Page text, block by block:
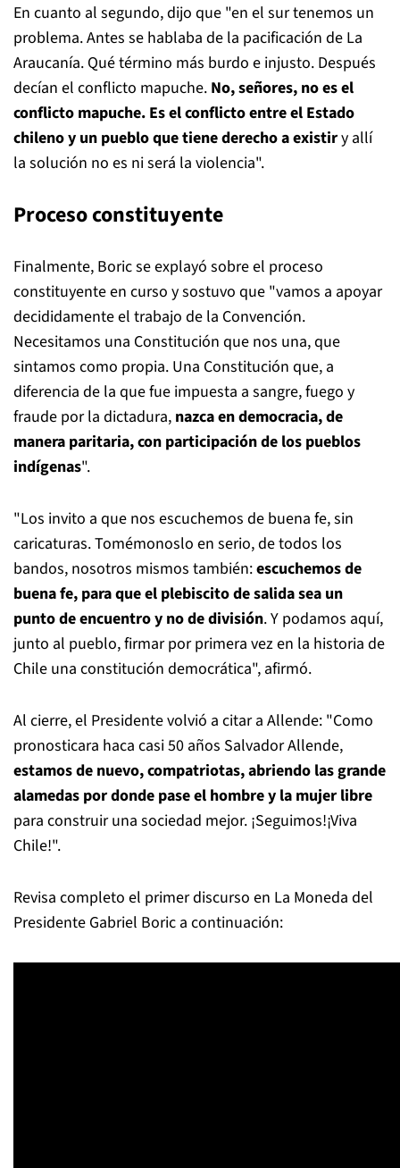
En cuanto al segundo, dijo que "en el sur tenemos un
problema. Antes se hablaba de la pacificación de La
Araucanía. Qué término más burdo e injusto. Después
decían el conflicto mapuche. No, señores, no es el
conflicto mapuche. Es el conflicto entre el Estado
chileno y un pueblo que tiene derecho a existiry allí
la solución no es ni será la violencia".
Proceso constituyente
Finalmente, Boric se explayó sobre el proceso
constituyente en curso y sostuvo que "vamos a apoyar
decididamente el trabajo de la Convención.
Necesitamos una Constitución que nos una, que
sintamos como propia. Una Constitución que, a
diferencia de la que fue impuesta a sangre, fuego y
fraude por la dictadura, nazca en democracia, de
manera paritaria, con participación de los pueblos
indígenas".
"Los invito a que nos escuchemos de buena fe, sin
caricaturas. Tomémonoslo en serio, de todos los
bandos, nosotros mismos también:escuchemos de
buena fe, para que el plebiscito de salida sea un
punto de encuentro y no de división. Y podamos aquí,
junto al pueblo, firmar por primera vez en la historia de
Chile una constitución democrática", afirmó.
Al cierre, el Presidente volvió a citar a Allende: "Como
pronosticara haca casi 50 años Salvador Allende,
estamos de nuevo, compatriotas, abriendo las grande
alamedas por donde pase el hombre y la mujer libre
para construir una sociedad mejor. ¡Seguimos!¡Viva
Chile!".
Revisa completo el primer discurso en La Moneda del
Presidente Gabriel Boric a continuación: